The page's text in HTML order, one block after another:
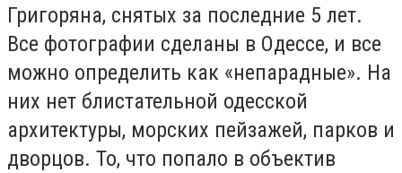
Григоряна, снятых за последние 5 лет.
Все фотографии сделаны в Одессе, и все
можно определить как «непарадные». На
них нет блистательной одесской
архитектуры, морских пейзажей, парков и
дворцов. То, что попало в объектив